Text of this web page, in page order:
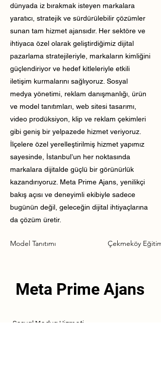
dünyada iz bırakmak isteyen markalara
yaratıcı, stratejik ve sürdürülebilir çözümler
sunan tam hizmet ajansıdır. Her sektöre ve
ihtiyaca özel olarak geliştirdiğimiz dijital
pazarlama stratejileriyle, markaların kimliğini
güçlendiriyor ve hedef kitleleriyle etkili
iletişim kurmalarını sağlıyoruz. Sosyal
medya yönetimi, reklam danışmanlığı, ürün
ve model tanıtımları, web sitesi tasarımı,
video prodüksiyon, klip ve reklam çekimleri
gibi geniş bir yelpazede hizmet veriyoruz.
İlçelere özel yerelleştirilmiş hizmet yapımız
sayesinde, İstanbul’un her noktasında
markalara dijitalde güçlü bir görünürlük
kazandırıyoruz. Meta Prime Ajans, yenilikçi
bakış açısı ve deneyimli ekibiyle sadece
bugünün değil, geleceğin dijital ihtiyaçlarına
da çözüm üretir.
Model Tanıtımı Çekmeköy
Meta Prime Ajans
Sosyal Medya Hizmeti